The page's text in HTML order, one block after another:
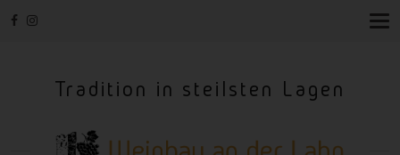
T
Tradition in steilsten Lagen